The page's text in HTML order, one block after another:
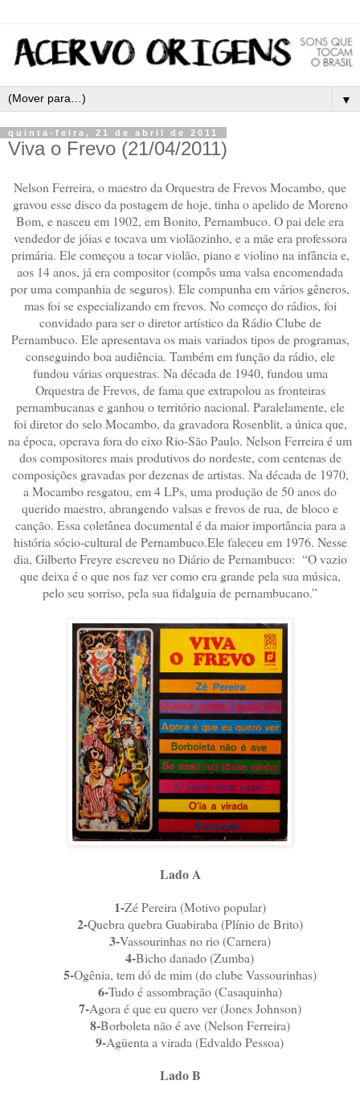
▼
quinta-feira, 21 de abril de 2011
Viva o Frevo (21/04/2011)
Nelson Ferreira, o maestro da Orquestra de Frevos Mocambo, que
gravou esse disco da postagem de hoje, tinha o apelido de Moreno
Bom, e nasceu em 1902, em Bonito, Pernambuco. O pai dele era
vendedor de jóias e tocava um violãozinho, e a mãe era professora
primária. Ele começou a tocar violão, piano e violino na infância e,
aos 14 anos, já era compositor (compôs uma valsa encomendada
por uma companhia de seguros). Ele compunha em vários gêneros,
mas foi se especializando em frevos. No começo do rádios, foi
convidado para ser o diretor artístico da Rádio Clube de
Pernambuco. Ele apresentava os mais variados tipos de programas,
conseguindo boa audiência. Também em função da rádio, ele
fundou várias orquestras. Na década de 1940, fundou uma
Orquestra de Frevos, de fama que extrapolou as fronteiras
pernambucanas e ganhou o território nacional. Paralelamente, ele
foi diretor do selo Mocambo, da gravadora Rosenblit, a única que,
na época, operava fora do eixo Rio-São Paulo. Nelson Ferreira é um
dos compositores mais produtivos do nordeste, com centenas de
composições gravadas por dezenas de artistas. Na década de 1970,
a Mocambo resgatou, em 4 LPs, uma produção de 50 anos do
querido maestro, abrangendo valsas e frevos de rua, de bloco e
canção. Essa coletânea documental é da maior importância para a
história sócio-cultural de Pernambuco.Ele faleceu em 1976. Nesse
dia, Gilberto Freyre escreveu no Diário de Pernambuco: “O vazio
que deixa é o que nos faz ver como era grande pela sua música,
pelo seu sorriso, pela sua fidalguia de pernambucano.”
Lado A
1-Zé Pereira (Motivo popular)
2-Quebra quebra Guabiraba (Plínio de Brito)
3-Vassourinhas no rio (Carnera)
4-Bicho danado (Zumba)
5-Ogênia, tem dó de mim (do clube Vassourinhas)
6-Tudo é assombração (Casaquinha)
7-Agora é que eu quero ver (Jones Johnson)
8-Borboleta não é ave (Nelson Ferreira)
9-Agüenta a virada (Edvaldo Pessoa)
Lado B